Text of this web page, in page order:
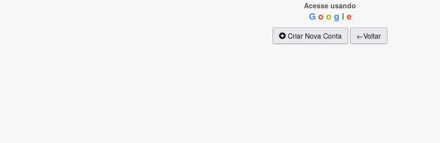
Acesse usando
G o o g l e
Criar Nova Conta ←Voltar